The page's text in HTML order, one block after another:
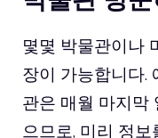
몇몇 박물관이나
장이 가능합니다.
관은 매월 마지막
으므로, 미리 정